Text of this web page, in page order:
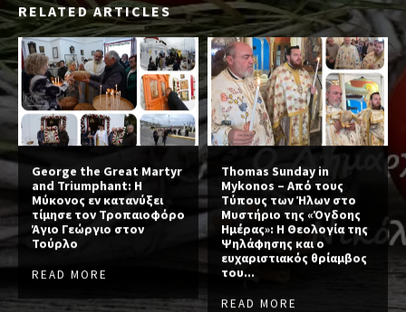
RELATED ARTICLES
George the Great Martyr
and Triumphant: Η
Μύκονος εν κατανύξει
τίμησε τον Τροπαιοφόρο
Άγιο Γεώργιο στον
Τούρλο
READ MORE
Thomas Sunday in
Mykonos – Από τους
Τύπους των Ήλων στο
Μυστήριο της «Όγδοης
Ημέρας»: Η Θεολογία της
Ψηλάφησης και ο
ευχαριστιακός θρίαμβος
του...
READ MORE